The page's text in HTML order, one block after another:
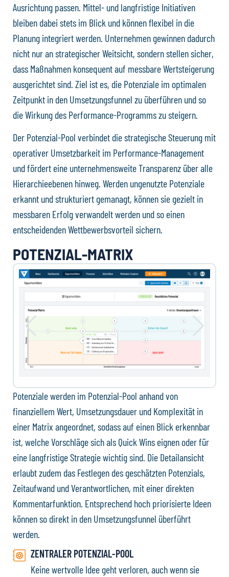
Ausrichtung passen. Mittel- und langfristige Initiativen
bleiben dabei stets im Blick und können flexibel in die
Planung integriert werden. Unternehmen gewinnen dadurch
nicht nur an strategischer Weitsicht, sondern stellen sicher,
dass Maßnahmen konsequent auf messbare Wertsteigerung
ausgerichtet sind. Ziel ist es, die Potenziale im optimalen
Zeitpunkt in den Umsetzungsfunnel zu überführen und so
die Wirkung des Performance-Programms zu steigern.
Der Potenzial-Pool verbindet die strategische Steuerung mit
operativer Umsetzbarkeit im Performance-Management
und fördert eine unternehmensweite Transparenz über alle
Hierarchieebenen hinweg. Werden ungenutzte Potenziale
erkannt und strukturiert gemanagt, können sie gezielt in
messbaren Erfolg verwandelt werden und so einen
entscheidenden Wettbewerbsvorteil sichern.
POTENZIAL-MATRIX
Potenziale werden im Potenzial-Pool anhand von
finanziellem Wert, Umsetzungsdauer und Komplexität in
einer Matrix angeordnet, sodass auf einen Blick erkennbar
ist, welche Vorschläge sich als Quick Wins eignen oder für
eine langfristige Strategie wichtig sind. Die Detailansicht
erlaubt zudem das Festlegen des geschätzten Potenzials,
Zeitaufwand und Verantwortlichen, mit einer direkten
Kommentarfunktion. Entsprechend hoch priorisierte Ideen
können so direkt in den Umsetzungsfunnel überführt
werden.
ZENTRALER POTENZIAL-POOL
Keine wertvolle Idee geht verloren, auch wenn sie